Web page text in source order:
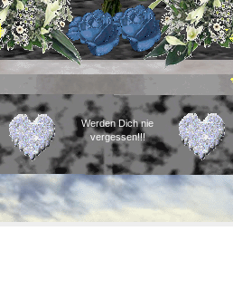
Werden Dich nie
vergessen!!!